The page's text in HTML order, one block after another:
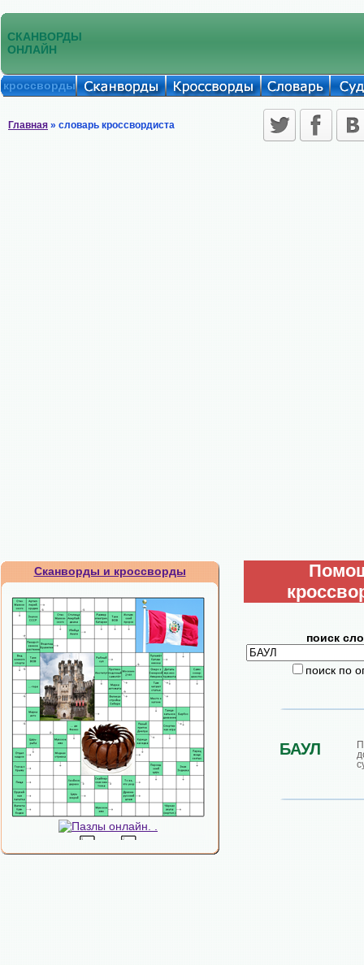
СКАНВОРДЫ
ОНЛАЙН
кроссворды
Главная » словарь кроссвордиста
Сканворды и кроссворды
поиск
поиск по
БАУЛ